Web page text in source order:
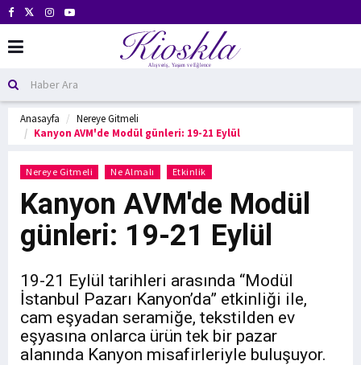
Anasayfa
Nereye Gitmeli
Kanyon AVM'de Modül günleri: 19-21 Eylül
Nereye Gitmeli Ne Almalı Etkinlik
Kanyon AVM'de Modül
günleri: 19-21 Eylül
19-21 Eylül tarihleri arasında “Modül
İstanbul Pazarı Kanyon’da” etkinliği ile,
cam eşyadan seramiğe, tekstilden ev
eşyasına onlarca ürün tek bir pazar
alanında Kanyon misafirleriyle buluşuyor.